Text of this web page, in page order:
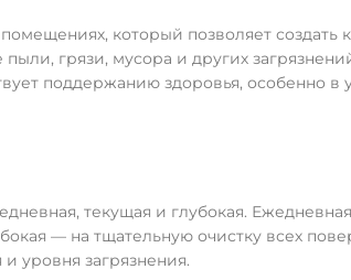
который позволяет создать
грязи, мусора и других
поддержанию здоровья, особенно в
текущая и глубокая.
— на тщательную очистку всех
уровня загрязнения.